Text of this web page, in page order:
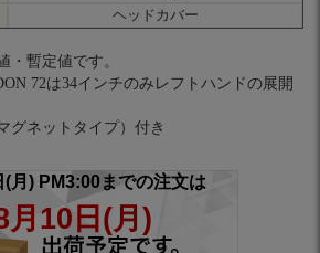
ヘッドカバー
暫定値です。
72は34インチのみレフトハンドの展開
グネットタイプ）付き